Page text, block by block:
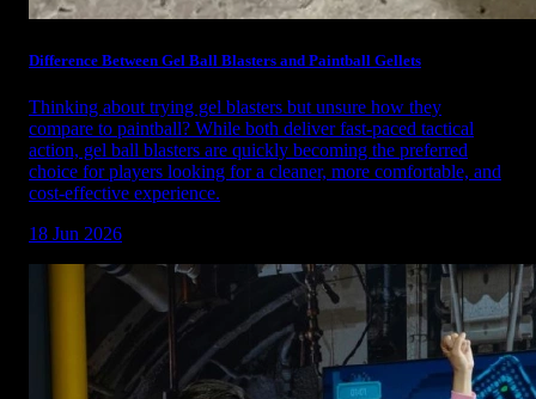
Difference Between Gel Ball Blasters and Paintball Gellets
Thinking about trying gel blasters but unsure how they
compare to paintball? While both deliver fast-paced tactical
action, gel ball blasters are quickly becoming the preferred
choice for players looking for a cleaner, more comfortable, and
cost-effective experience.
18 Jun 2026